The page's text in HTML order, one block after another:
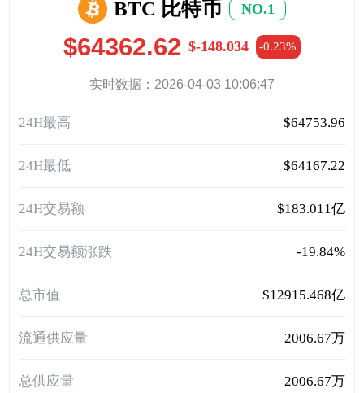
BTC 比特币 NO.1
$64362.62 $-148.034 -0.23%
实时数据：2026-04-03 10:06:47
24H最高 $64753.96
24H最低 $64167.22
24H交易额 $183.011亿
24H交易额涨跌 -19.84%
总市值 $12915.468亿
流通供应量 2006.67万
总供应量 2006.67万